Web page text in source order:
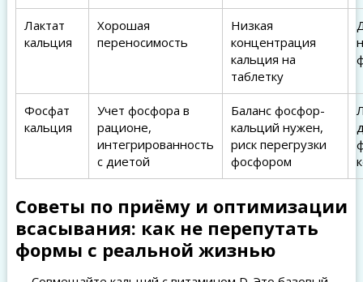
Лактат
кальция
Хорошая
переносимость
Низкая
концентрация
кальция на
таблетку
Фосфат
кальция
Учет фосфора в
рационе,
интегрированность
с диетой
Баланс фосфор-
кальций нужен,
риск перегрузки
фосфором
Советы по приёму и оптимизации
всасывания: как не перепутать
формы с реальной жизнью